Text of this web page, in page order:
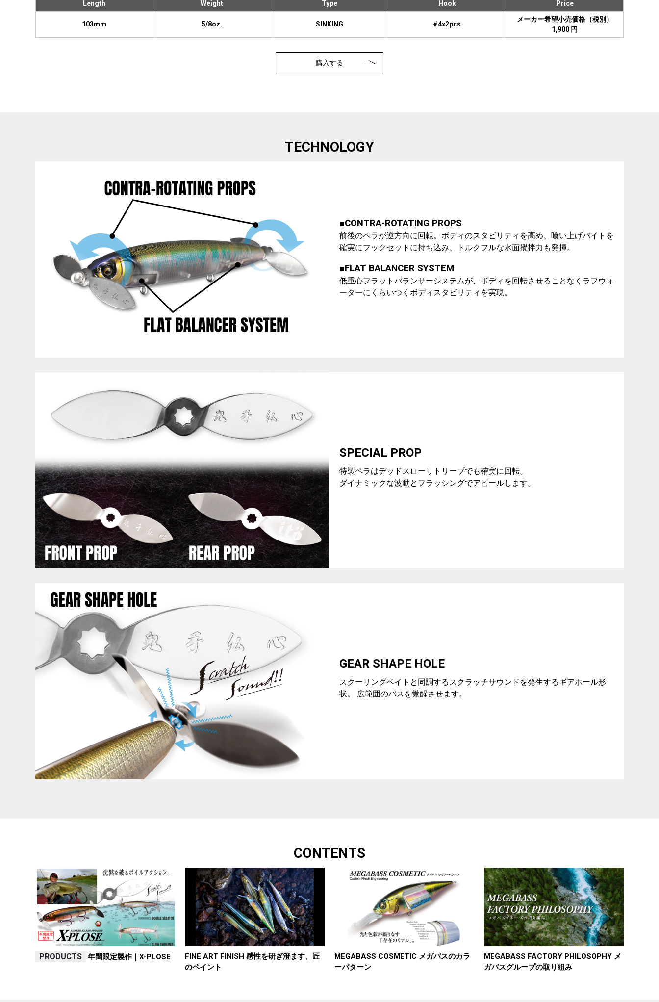
Length
103mm
Weight
5/8oz.
Type
SINKING
Hook
#4x2pcs
Price
メーカー希望小売価格（税別）
1,900 円
購入する
TECHNOLOGY
■CONTRA-ROTATING PROPS
前後のペラが逆方向に回転。ボディのスタビリティを高め、喰い上げバイトを
確実にフックセットに持ち込み、トルクフルな水面攪拌力も発揮。
■FLAT BALANCER SYSTEM
低重心フラットバランサーシステムが、ボディを回転させることなくラフウォ
ーターにくらいつくボディスタビリティを実現。
SPECIAL PROP
特製ペラはデッドスローリトリーブでも確実に回転。
ダイナミックな波動とフラッシングでアピールします。
GEAR SHAPE HOLE
スクーリングベイトと同調するスクラッチサウンドを発生するギアホール形
状。 広範囲のバスを覚醒させます。
CONTENTS
PRODUCTS 年間限定製作｜X-PLOSE
FINE ART FINISH 感性を研ぎ澄ます、匠
のペイント
MEGABASS COSMETIC メガバスのカラ
ーパターン
MEGABASS FACTORY PHILOSOPHY メ
ガバスグループの取り組み